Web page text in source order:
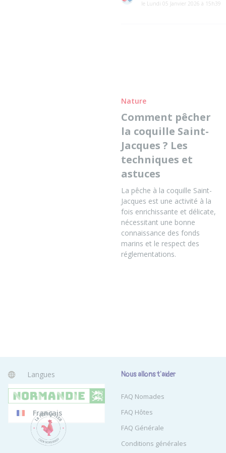
le Lundi 05 Janvier 2026 à 15h39
Nature
Comment pêcher
la coquille Saint-
Jacques ? Les
techniques et
astuces
La pêche à la coquille Saint-
Jacques est une activité à la
fois enrichissante et délicate,
nécessitant une bonne
connaissance des fonds
marins et le respect des
réglementations.
Langues
Anglais
Français
Nous allons t'aider
FAQ Nomades
FAQ Hôtes
FAQ Générale
Conditions générales